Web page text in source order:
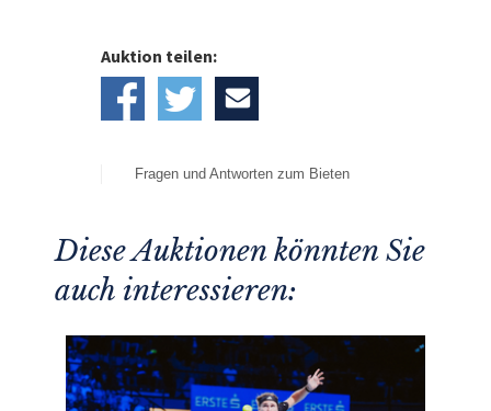
Auktion teilen:
Fragen und Antworten zum Bieten
Diese Auktionen könnten Sie
auch interessieren: